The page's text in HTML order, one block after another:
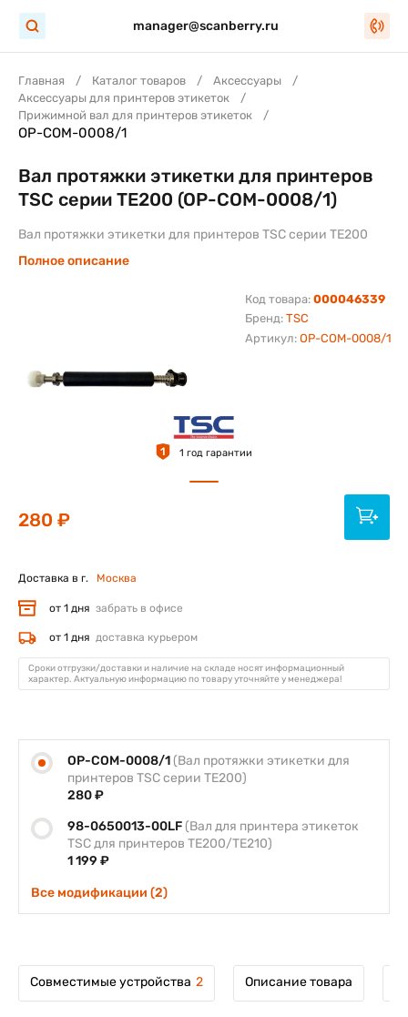
manager@scanberry.ru
Главная Каталог товаров
Аксессуары
Аксессуары для принтеров этикеток
Прижимной вал для принтеров этикеток
OP-COM-0008/1
Бренд: TSC
Код товара: 000046339
Артикул: OP-COM-0008/1
Вал протяжки этикетки для принтеров
TSC серии TE200 (OP-COM-0008/1)
Вал протяжки этикетки для принтеров TSC серии TE200
Полное описание
1 1 год гарантии
OP-COM-0008/1 (Вал протяжки этикетки для
принтеров TSC серии TE200)
280 ₽
98-0650013-00LF (Вал для принтера этикеток
TSC для принтеров TE200/TE210)
1 199 ₽
Все модификации (2)
280 ₽
Доставка в г. Москва
от 1 дня забрать в офисе
от 1 дня доставка курьером
Сроки отгрузки/доставки и наличие на складе носят информационный
характер. Актуальную информацию по товару уточняйте у менеджера!
Совместимые устройства 2 Описание товара